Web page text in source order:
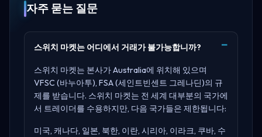
자주 묻는 질문
스위치 마켓는 어디에서 거래가 불가능합니까?
스위치 마켓는 본사가Australia에 위치해 있으며
VFSC (바누아투), FSA (세인트빈센트 그레나딘)의 규
제를 받습니다. 스위치 마켓는 전 세계 대부분의 국가에
서 트레이더를 수용하지만, 다음 국가들은 제한됩니다:
미국, 캐나다, 일본, 북한, 이란, 시리아, 이라크, 쿠바, 수